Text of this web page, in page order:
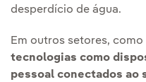
desperdício de água.
Em outros setores, como
tecnologias como
pessoal conectados ao